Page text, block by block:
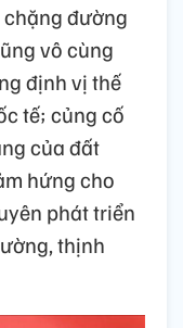
đường
vô cùng
định vị thế
tế; củng cố
của đất
hứng cho
phát triển
thịnh